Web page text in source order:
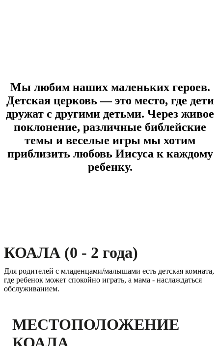
Мы любим наших маленьких героев.
Детская церковь — это место, где дети
дружат с другими детьми. Через живое
поклонение, различные библейские
темы и веселые игры мы хотим
приблизить любовь Иисуса к каждому
ребенку.
КОАЛА (0 - 2 года)
Для родителей с младенцами/малышами есть детская комната,
где ребенок может спокойно играть, а мама - наслаждаться
обслуживанием.
МЕСТОПОЛОЖЕНИЕ
КОАЛА